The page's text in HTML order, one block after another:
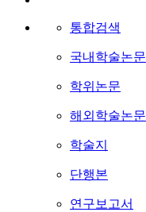
통합검색
국내학술논문
학위논문
해외학술논문
학술지
단행본
연구보고서